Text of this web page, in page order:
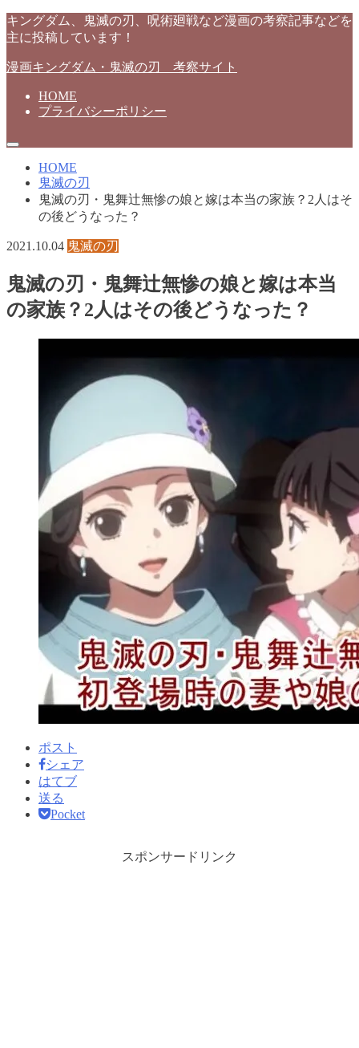
キングダム、鬼滅の刃、呪術廻戦など漫画の考察記事などを
主に投稿しています！
漫画キングダム・鬼滅の刃 考察サイト
HOME
プライバシーポリシー
HOME
鬼滅の刃
鬼滅の刃・鬼舞辻無惨の娘と嫁は本当の家族？2人はそ
の後どうなった？
2021.10.04 鬼滅の刃
鬼滅の刃・鬼舞辻無惨の娘と嫁は本当
の家族？2人はその後どうなった？
ポスト
シェア
はてブ
送る
Pocket
スポンサードリンク